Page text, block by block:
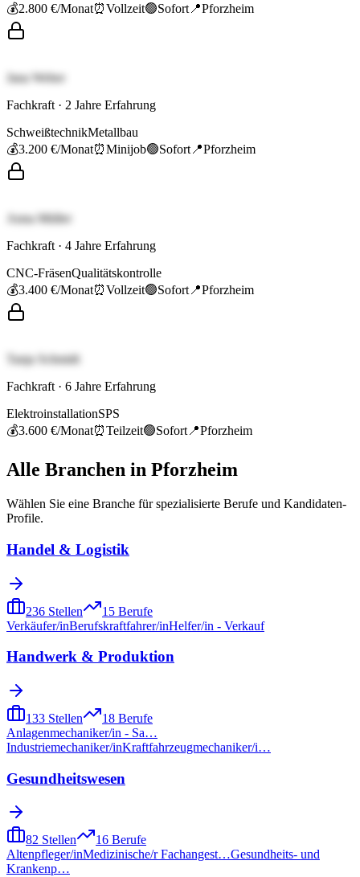
💰2.800 €/Monat⏰Vollzeit🟢Sofort 📍Pforzheim
Jana Weber
Fachkraft · 2 Jahre Erfahrung
SchweißtechnikMetallbau
💰3.200 €/Monat⏰Minijob🟢Sofort 📍Pforzheim
Anna Müller
Fachkraft · 4 Jahre Erfahrung
CNC-FräsenQualitätskontrolle
💰3.400 €/Monat⏰Vollzeit🟢Sofort 📍Pforzheim
Tanja Schmidt
Fachkraft · 6 Jahre Erfahrung
ElektroinstallationSPS
💰3.600 €/Monat⏰Teilzeit🟢Sofort 📍Pforzheim
Alle Branchen in Pforzheim
Wählen Sie eine Branche für spezialisierte Berufe und Kandidaten-
Profile.
Handel & Logistik
236 Stellen 15 Berufe
Verkäufer/inBerufskraftfahrer/inHelfer/in - Verkauf
Handwerk & Produktion
133 Stellen 18 Berufe
Anlagenmechaniker/in - Sa…
Industriemechaniker/inKraftfahrzeugmechaniker/i…
Gesundheitswesen
82 Stellen 16 Berufe
Altenpfleger/inMedizinische/r Fachangest…Gesundheits- und
Krankenp…